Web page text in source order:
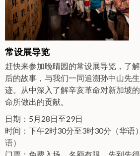
常设展导览
赶快来参加晚晴园的常设展导览，了
后的故事，与我们一同追溯孙中山先
迹。从中深入了解辛亥革命对新加坡
命所做出的贡献。
日期：5月28日至29日
时间：下午2时30分至3时30分（华语
语）
门票：免费入场，名额有限，先到先得